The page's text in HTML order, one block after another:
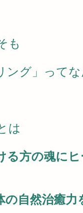
も
ング」って
は
る方の魂に
自然治癒力